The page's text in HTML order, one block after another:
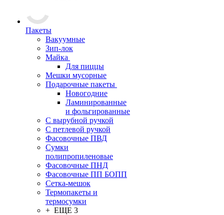
Пакеты
Вакуумные
Зип-лок
Майка
Для пиццы
Мешки мусорные
Подарочные пакеты
Новогодние
Ламинированные
и фольгированные
С вырубной ручкой
С петлевой ручкой
Фасовочные ПВД
Сумки
полипропиленовые
Фасовочные ПНД
Фасовочные ПП БОПП
Сетка-мешок
Термопакеты и
термосумки
+ ЕЩЕ 3